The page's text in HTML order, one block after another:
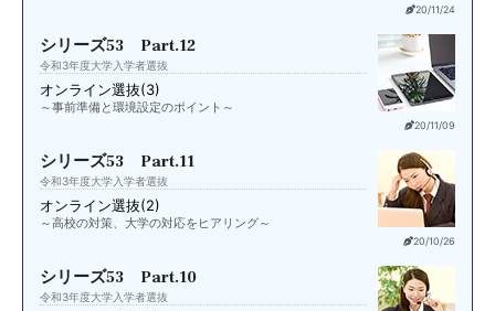
20/11/24
20/11/09
シリーズ53 Part.12
令和3年度大学入学者選抜
オンライン選抜(3)
～事前準備と環境設定のポイント～
20/10/26
シリーズ53 Part.11
令和3年度大学入学者選抜
オンライン選抜(2)
～高校の対策、大学の対応をヒアリング～
シリーズ53 Part.10
令和3年度大学入学者選抜